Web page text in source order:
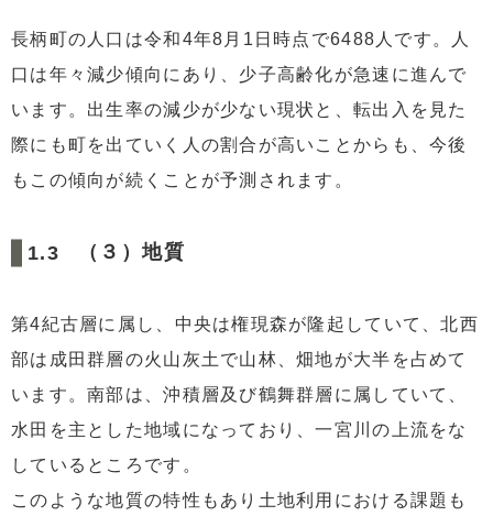
長柄町の人口は令和4年8月1日時点で6488人です。人
口は年々減少傾向にあり、少子高齢化が急速に進んで
います。出生率の減少が少ない現状と、転出入を見た
際にも町を出ていく人の割合が高いことからも、今後
もこの傾向が続くことが予測されます。
（３）地質
第4紀古層に属し、中央は権現森が隆起していて、北西
部は成田群層の火山灰土で山林、畑地が大半を占めて
います。南部は、沖積層及び鶴舞群層に属していて、
水田を主とした地域になっており、一宮川の上流をな
しているところです。
このような地質の特性もあり土地利用における課題も